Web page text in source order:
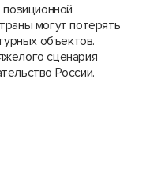
могут потерять
объектов.
сценария
России.